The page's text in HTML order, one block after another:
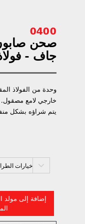
0400
صحن
جاف -
خارجي لامع مصقول.
يتم شراؤه بشكل منفصل. تشبه
خيارات
إضافة إلى